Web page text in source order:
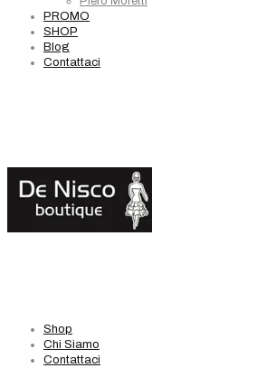
PROMO
SHOP
Blog
Contattaci
Shop
Chi Siamo
Contattaci